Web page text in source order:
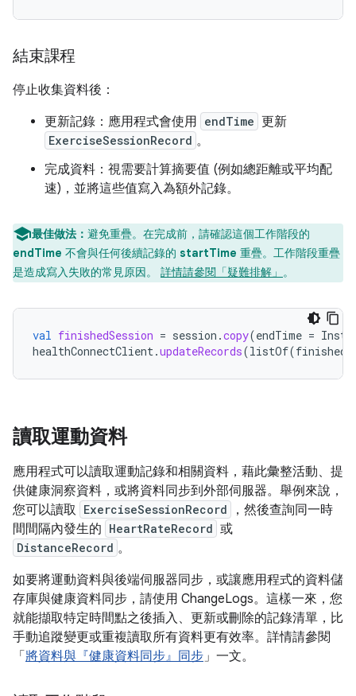
結束課程
停止收集資料後：
更新記錄：應用程式會使用 endTime 更新
ExerciseSessionRecord 。
完成資料：視需要計算摘要值 (例如總距離或平均配
速)，並將這些值寫入為額外記錄。
最佳做法： 避免重疊。在完成前，請確認這個工作階段的
endTime 不會與任何後續記錄的 startTime 重疊。工作階段重疊
是造成寫入失敗的常見原因。 詳情請參閱「疑難排解」 。
val finishedSession = session .copy(endTime =
healthConnectClient.updateRecords(listOf(
讀取運動資料
應用程式可以讀取運動記錄和相關資料，藉此彙整活動、提
供健康洞察資料，或將資料同步到外部伺服器。舉例來說，
您可以讀取 ExerciseSessionRecord
，然後查詢同一時
間間隔內發生的 HeartRateRecord 或
DistanceRecord 。
如要將運動資料與後端伺服器同步，或讓應用程式的資料儲
存庫與健康資料同步，請使用 ChangeLogs。這樣一來，您
就能擷取特定時間點之後插入、更新或刪除的記錄清單，比
手動追蹤變更或重複讀取所有資料更有效率。詳情請參閱
「 將資料與『健康資料同步』同步」一文。